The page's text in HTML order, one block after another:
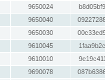
9650024
9650040
9650030
9610045
9610010
9690078